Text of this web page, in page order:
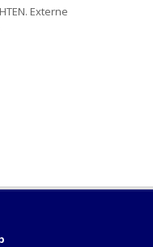
Externe